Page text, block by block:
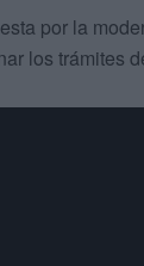
por la
los trámites